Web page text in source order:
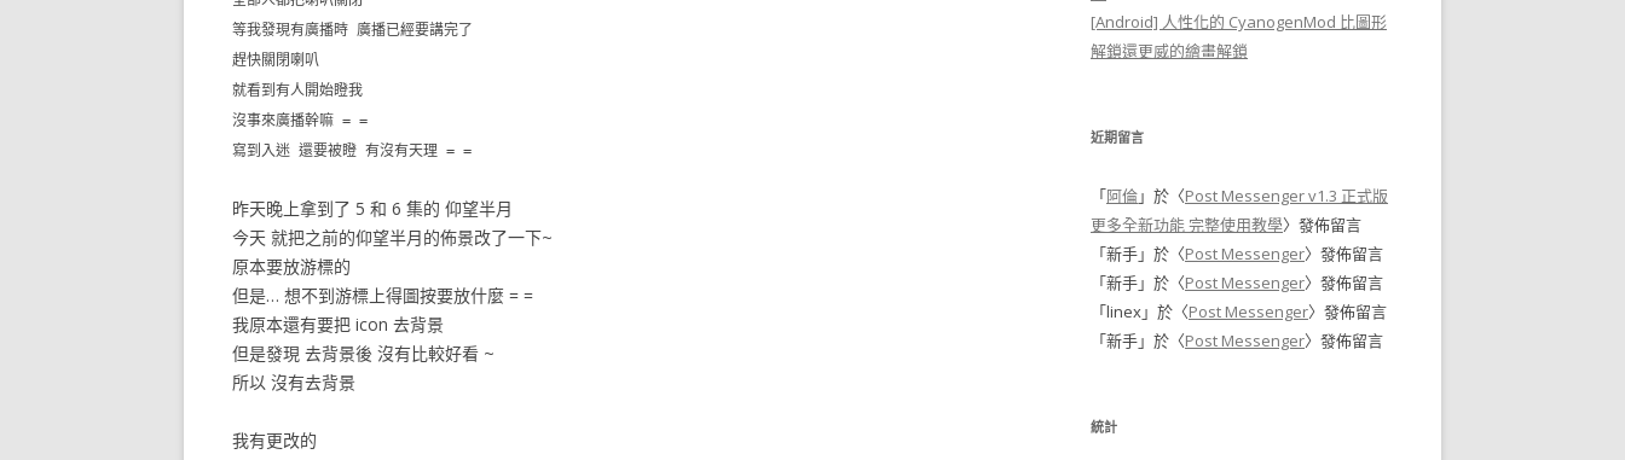
等我發現有廣播時 廣播已經要講完了
趕快關閉喇叭
就看到有人開始瞪我
沒事來廣播幹嘛 = =
寫到入迷 還要被瞪 有沒有天理 = =
昨天晚上拿到了 5 和 6 集的 仰望半月
今天 就把之前的仰望半月的佈景改了一下~
原本要放游標的
但是… 想不到游標上得圖按要放什麼 = =
我原本還有要把 icon 去背景
但是發現 去背景後 沒有比較好看 ~
所以 沒有去背景
我有更改的
[Android] 人性化的 CyanogenMod 比圖形
解鎖還更威的繪畫解鎖
近期留言
「阿倫」於〈Post Messenger v1.3 正式版
更多全新功能 完整使用教學〉發佈留言
「新手」於〈Post Messenger〉發佈留言
「新手」於〈Post Messenger〉發佈留言
「linex」於〈Post Messenger〉發佈留言
「新手」於〈Post Messenger〉發佈留言
統計